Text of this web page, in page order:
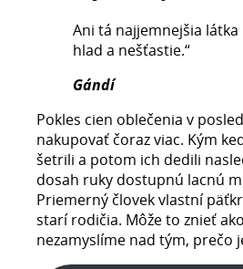
Ani tá najjemnejšia
hlad a nešťastie.“
Gándí
Pokles cien oblečenia v
nakupovať čoraz viac. Kým
šetrili a potom ich dedili
dosah ruky dostupnú lacnú
Priemerný človek vlastní
starí rodičia. Môže to znieť
nezamyslíme nad tým, prečo